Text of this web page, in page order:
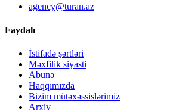
agency@turan.az
Faydalı
İstifadə şərtləri
Məxfilik siyasti
Abunə
Haqqımızda
Bizim mütəxəssislərimiz
Arxiv